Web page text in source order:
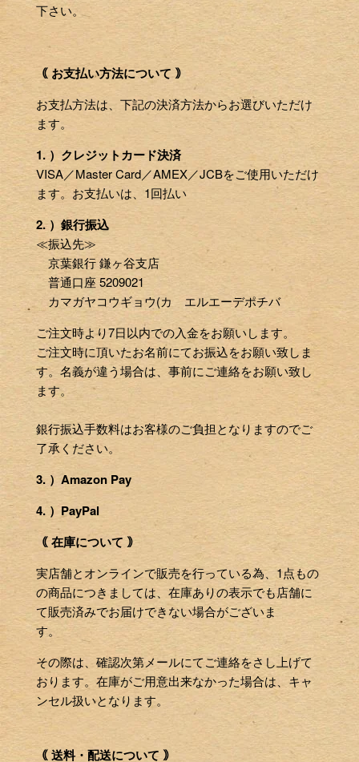
下さい。
｟ お支払い方法について ｠
お支払方法は、下記の決済方法からお選びいただけ
ます。
1. ）クレジットカード決済
VISA／Master Card／AMEX／JCBをご使用いただけ
ます。お支払いは、1回払い
2. ）銀行振込
≪振込先≫
京葉銀行 鎌ヶ谷支店
普通口座 5209021
カマガヤコウギョウ(カ エルエーデポチバ
ご注文時より7日以内での入金をお願いします。
ご注文時に頂いたお名前にてお振込をお願い致しま
す。名義が違う場合は、事前にご連絡をお願い致し
ます。
銀行振込手数料はお客様のご負担となりますのでご
了承ください。
3. ）Amazon Pay
4. ）PayPal
｟ 在庫について ｠
実店舗とオンラインで販売を行っている為、1点もの
の商品につきましては、在庫ありの表示でも店舗に
て販売済みでお届けできない場合がございま
す。
その際は、確認次第メールにてご連絡をさし上げて
おります。在庫がご用意出来なかった場合は、キャ
ンセル扱いとなります。
｟ 送料・配送について ｠